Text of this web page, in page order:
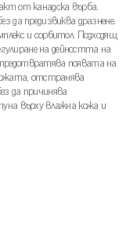
от канадска върба.
да предизвиква дразнене.
и сорбитол. Подходящ
на дейността на
появата на
отстранява
да причинява
върху влажна кожа и